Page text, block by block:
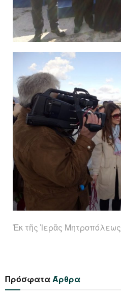
Ἐκ τῆς Ἱερᾶς Μητροπόλεως
ΠρόσφαταΆρθρα